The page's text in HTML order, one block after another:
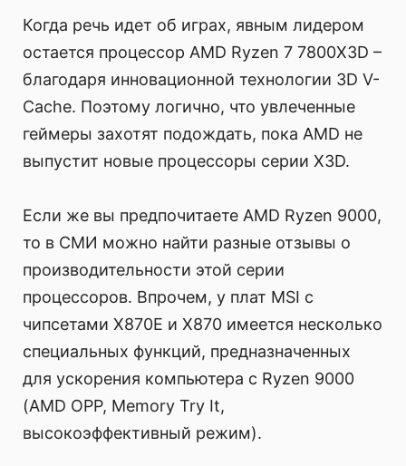
Когда речь идет об играх, явным лидером
остается процессор AMD Ryzen 7 7800X3D –
благодаря инновационной технологии 3D V-
Cache. Поэтому логично, что увлеченные
геймеры захотят подождать, пока AMD не
выпустит новые процессоры серии X3D.
Если же вы предпочитаете AMD Ryzen 9000,
то в СМИ можно найти разные отзывы о
производительности этой серии
процессоров. Впрочем, у плат MSI с
чипсетами X870E и X870 имеется несколько
специальных функций, предназначенных
для ускорения компьютера с Ryzen 9000
(AMD OPP, Memory Try It,
высокоэффективный режим).